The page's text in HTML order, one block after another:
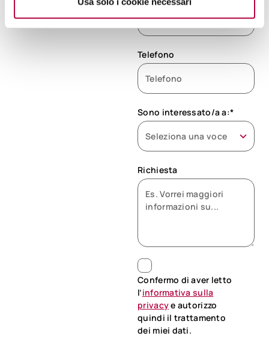
Telefono
Sono interessato/a a:*
Richiesta
Confermo di aver letto
l’informativa sulla
privacye autorizzo
quindi il trattamento
dei miei dati.